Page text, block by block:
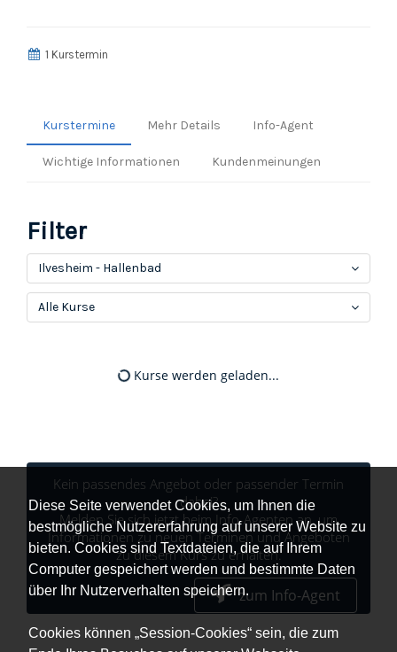
Diese Seite verwendet Cookies, um Ihnen die
bestmögliche Nutzererfahrung auf unserer Website zu
bieten. Cookies sind Textdateien, die auf Ihrem
Computer gespeichert werden und bestimmte Daten
über Ihr Nutzerverhalten speichern.
Cookies können „Session-Cookies“ sein, die zum
1 Kurstermin
Kurstermine Mehr Details Info-Agent
Wichtige Informationen Kundenmeinungen
Filter
Ilvesheim - Hallenbad
Alle Kurse
Kurse werden geladen...
Kein passendes Angebot oder passender Termin
dabei?
Melden Sie sich jetzt beim Info-Agenten an, um
Informationen zu neuen Terminen und Angeboten
zu diesem Kurs zu erhalten.
zum Info-Agent